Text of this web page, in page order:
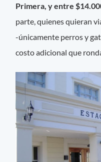
Primera, y entre
parte, quienes quieran
-únicamente perros y
costo adicional que